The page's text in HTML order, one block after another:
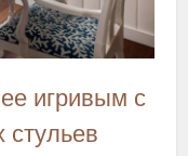
игривым с